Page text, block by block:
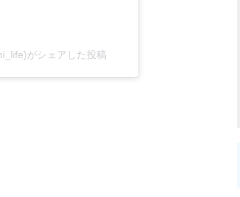
がシェアした投稿